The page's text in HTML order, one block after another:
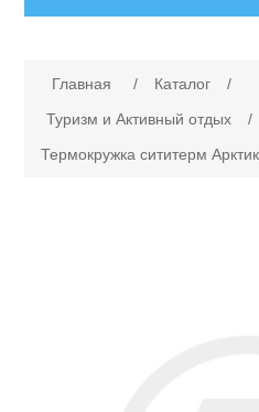
Каталог
Главная / Каталог
/
Туризм и Активный отдых
/
Термокружка сититерм